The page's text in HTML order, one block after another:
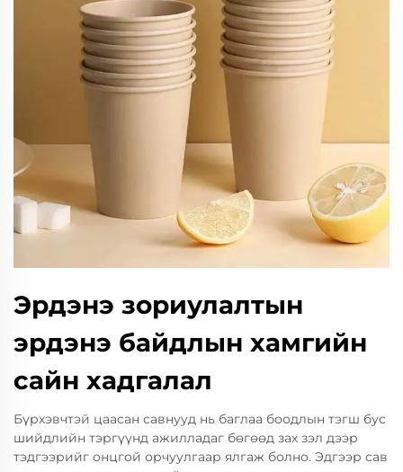
Эрдэнэ зориулалтын
эрдэнэ байдлын хамгийн
сайн хадгалал
Бүрхэвчтэй цаасан савнууд нь баглаа боодлын тэгш бус
шийдлийн тэргүүнд ажилладаг бөгөөд зах зэл дээр
тэдгээрийг онцгой орчуулгаар ялгаж болно. Эдгээр сав